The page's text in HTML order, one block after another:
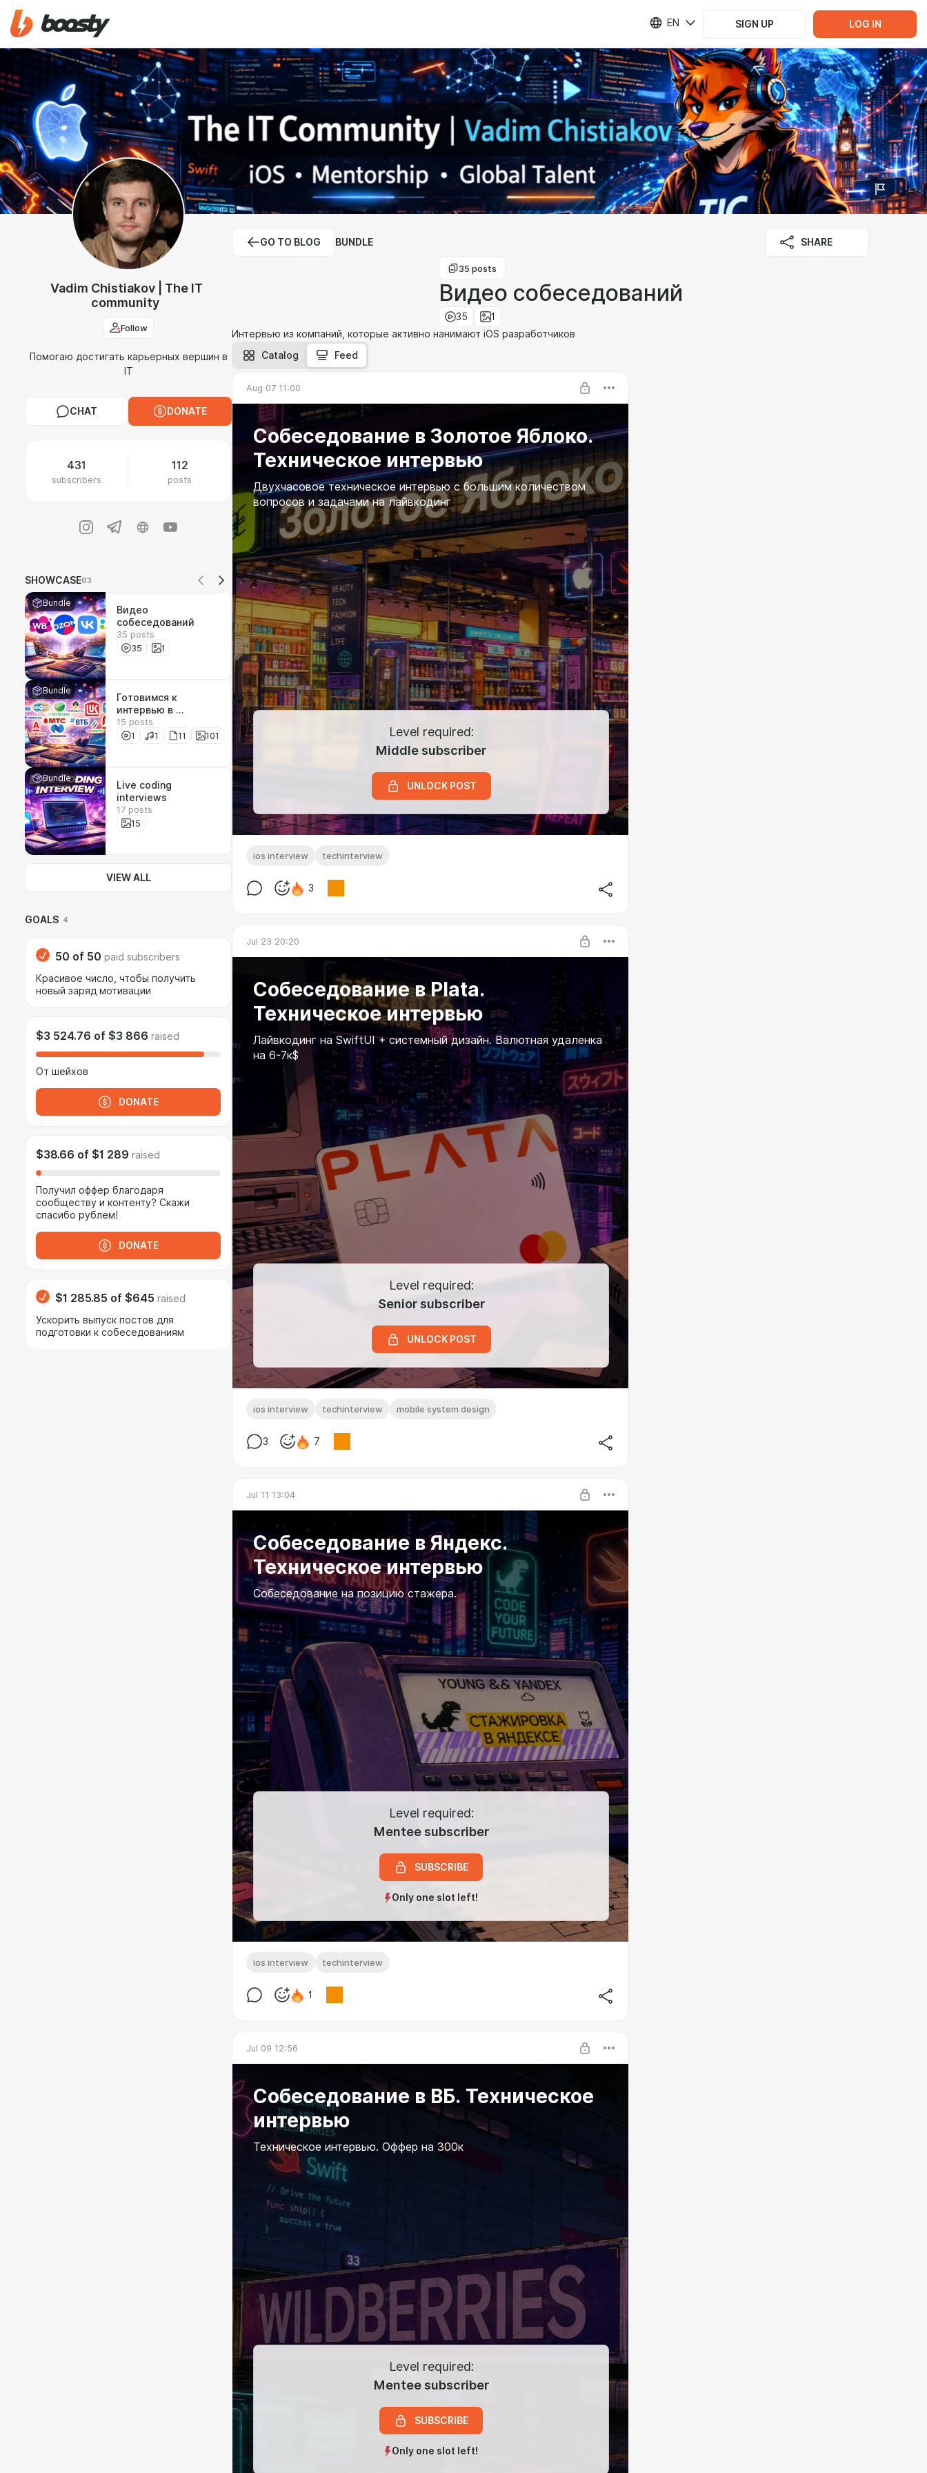
EN SIGN UP LOG IN
Vadim Chistiakov | The IT
community
Follow
Помогаю достигать карьерных вершин в
IT
CHAT DONATE
431
subscribers
112
posts
SHOWCASE63
Bundle
Видео
собеседований
35 posts
35
1
Bundle
Готовимся к
интервью в ...
15 posts
1
1 11 101
Bundle
Live coding
interviews
17 posts
15
VIEW ALL
GOALS 4
50 of 50 paid subscribers
Красивое число, чтобы получить
новый заряд мотивации
$3 524.76 of $3 866 raised
От шейхов
DONATE
$38.66 of $1 289 raised
Получил оффер благодаря
сообществу и контенту? Скажи
спасибо рублем!
DONATE
$1 285.85 of $645 raised
Ускорить выпуск постов для
подготовки к собеседованиям
GO TO BLOG BUNDLE SHARE
35 posts
Видео собеседований
35
1
Интервью из компаний, которые активно нанимают iOS разработчиков
Catalog
Feed
Aug 07 11:00
Собеседование в Золотое Яблоко.
Техническое интервью
Двухчасовое техническое интервью с большим количеством
вопросов и задачами на лайвкодинг
Level required:
Middle subscriber
UNLOCK POST
ios interview techinterview
3
Jul 23 20:20
Собеседование в Plata.
Техническое интервью
Лайвкодинг на SwiftUI + системный дизайн. Валютная удаленка
на 6-7к$
Level required:
Senior subscriber
UNLOCK POST
ios interview techinterview mobile system design
3 7
Jul 11 13:04
Собеседование в Яндекс.
Техническое интервью
Собеседование на позицию стажера.
Level required:
Mentee subscriber
SUBSCRIBE
Only one slot left!
ios interview techinterview
1
Jul 09 12:56
Собеседование в ВБ. Техническое
интервью
Техническое интервью. Оффер на 300к
Level required:
Mentee subscriber
SUBSCRIBE
Only one slot left!